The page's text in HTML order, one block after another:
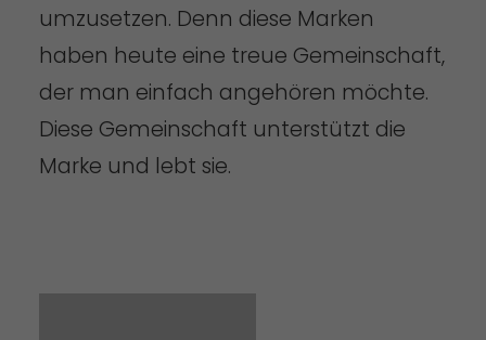
umzusetzen. Denn diese Marken
haben heute eine treue Gemeinschaft,
der man einfach angehören möchte.
Diese Gemeinschaft unterstützt die
Marke und lebt sie.